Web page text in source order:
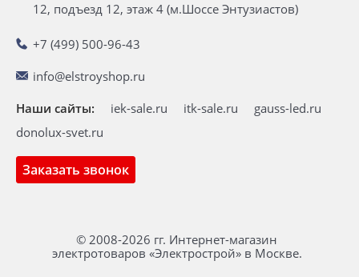
12, подъезд 12, этаж 4 (м.Шоссе Энтузиастов)
+7 (499) 500-96-43
info@elstroyshop.ru
Заказать звонок
Наши сайты: iek-sale.ru itk-sale.ru
gauss-led.ru
donolux-svet.ru
© 2008-2026 гг. Интернет-магазин
электротоваров «Электрострой» в Москве.